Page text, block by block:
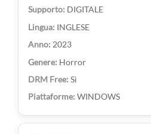
DIGITALE
INGLESE
2023
Horror
Sì
WINDOWS